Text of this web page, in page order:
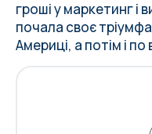
гроші у маркетинг і
почала своє
Америці, а потім і по